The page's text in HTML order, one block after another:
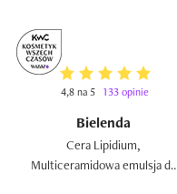
4,8 na 5 133 opinie
Bielenda
Cera Lipidium,
Multiceramidowa emulsja do